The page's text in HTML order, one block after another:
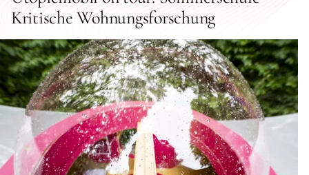
Kritische Wohnungsforschung